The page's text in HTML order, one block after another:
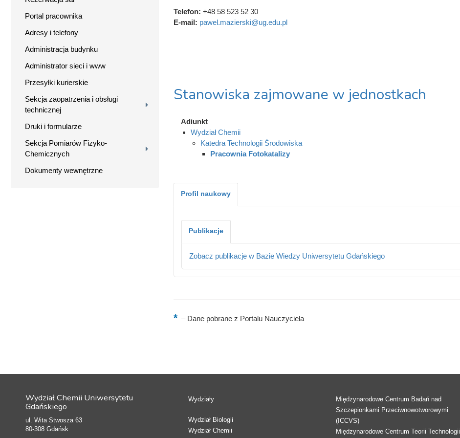
Portal pracownika
Adresy i telefony
Administracja budynku
Administrator sieci i www
Przesyłki kurierskie
Sekcja zaopatrzenia i obsługi
technicznej
Druki i formularze
Sekcja Pomiarów Fizyko-
Chemicznych
Dokumenty wewnętrzne
Telefon: +48 58 523 52 30
E-mail: pawel.mazierski@ug.edu.pl
Stanowiska zajmowane w jednostkach
Adiunkt
Wydział Chemii
Katedra Technologii Środowiska
Pracownia Fotokatalizy
Profil naukowy
Publikacje
Zobacz publikacje w Bazie Wiedzy Uniwersytetu Gdańskiego
–Dane pobrane z Portalu Nauczyciela
Wydział Chemii Uniwersytetu
Gdańskiego
ul. Wita Stwosza 63
80-308 Gdańsk
Wydziały
Wydział Biologii
Wydział Chemii
Międzynarodowe Centrum Badań nad
Szczepionkami Przeciwnowotworowymi
(ICCVS)
Międzynarodowe Centrum Teorii Technologii